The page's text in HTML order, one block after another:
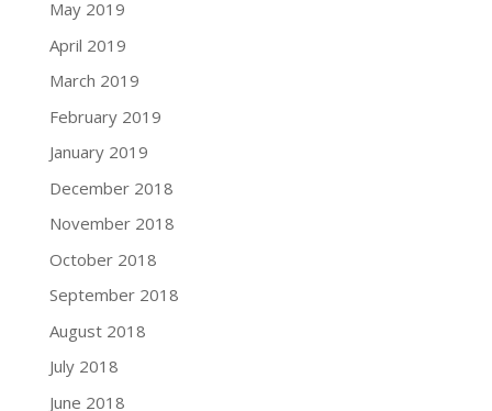
May 2019
April 2019
March 2019
February 2019
January 2019
December 2018
November 2018
October 2018
September 2018
August 2018
July 2018
June 2018